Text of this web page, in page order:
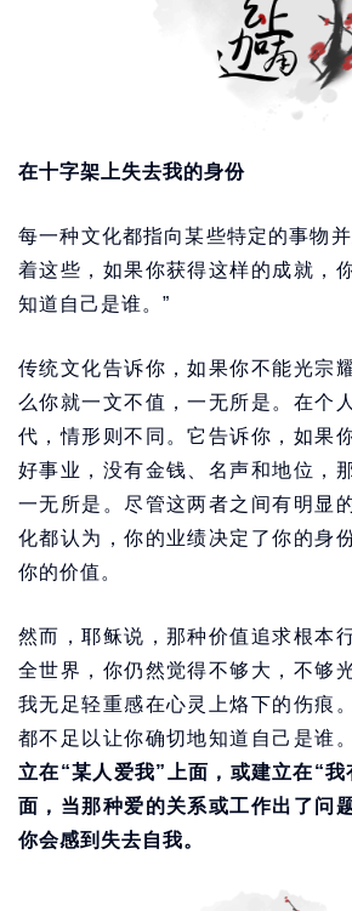
在十字架上失去我的身份
每一种文化都指向某些特定的事物
着这些，如果你获得这样的成就，
知道自己是谁。”
传统文化告诉你，如果你不能光宗
么你就一文不值，一无所是。在个
代，情形则不同。它告诉你，如果
好事业，没有金钱、名声和地位，
一无所是。尽管这两者之间有明显
化都认为，你的业绩决定了你的身
你的价值。
然而，耶稣说，那种价值追求根本
全世界，你仍然觉得不够大，不够
我无足轻重感在心灵上烙下的伤痕
都不足以让你确切地知道自己是谁。
立在“某人爱我”上面，或建立在“
面，当那种爱的关系或工作出了问
你会感到失去自我。